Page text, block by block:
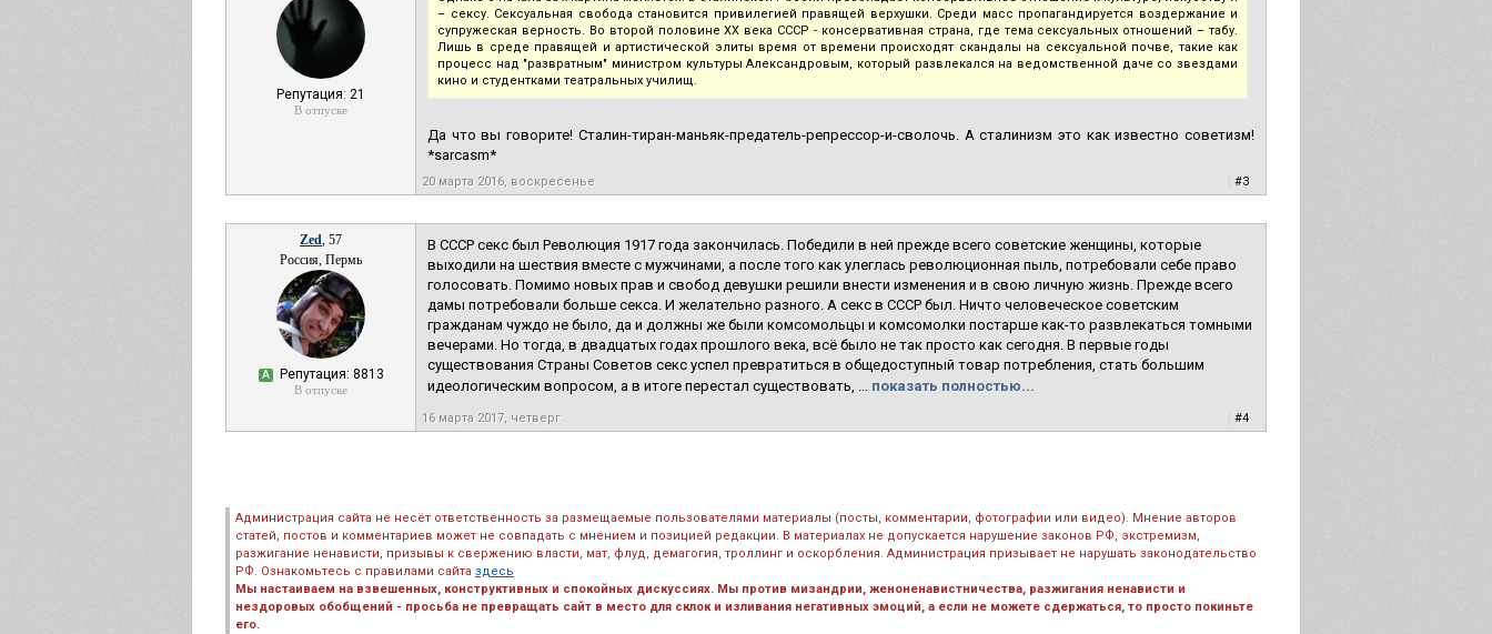
Репутация: 21
В отпуске
– сексу. Сексуальная свобода становится привилегией правящей верхушки. Среди масс пропагандируется воздержание и
супружеская верность. Во второй половине ХХ века СССР - консервативная страна, где тема сексуальных отношений – табу.
Лишь в среде правящей и артистической элиты время от времени происходят скандалы на сексуальной почве, такие как
процесс над "развратным" министром культуры Александровым, который развлекался на ведомственной даче со звездами
кино и студентками театральных училищ.
Да что вы говорите! Сталин-тиран-маньяк-предатель-репрессор-и-сволочь. А сталинизм это как известно советизм!
*sarcasm*
20 марта 2016, воскресенье #3
Zed, 57
Россия, Пермь
А Репутация: 8813
В отпуске
В СССР секс был Революция 1917 года закончилась. Победили в ней прежде всего советские женщины, которые
выходили на шествия вместе с мужчинами, а после того как улеглась революционная пыль, потребовали себе право
голосовать. Помимо новых прав и свобод девушки решили внести изменения и в свою личную жизнь. Прежде всего
дамы потребовали больше секса. И желательно разного. А секс в СССР был. Ничто человеческое советским
гражданам чуждо не было, да и должны же были комсомольцы и комсомолки постарше как-то развлекаться томными
вечерами. Но тогда, в двадцатых годах прошлого века, всё было не так просто как сегодня. В первые годы
существования Страны Советов секс успел превратиться в общедоступный товар потребления, стать большим
идеологическим вопросом, а в итоге перестал существовать, ... показать полностью...
16 марта 2017, четверг #4
Администрация сайта не несёт ответственность за размещаемые пользователями материалы (посты, комментарии, фотографии или видео). Мнение авторов
статей, постов и комментариев может не совпадать с мнением и позицией редакции. В материалах не допускается нарушение законов РФ, экстремизм,
разжигание ненависти, призывы к свержению власти, мат, флуд, демагогия, троллинг и оскорбления. Администрация призывает не нарушать законодательство
РФ. Ознакомьтесь с правилами сайта здесь
Мы настаиваем на взвешенных, конструктивных и спокойных дискуссиях. Мы против мизандрии, женоненавистничества, разжигания ненависти и
нездоровых обобщений - просьба не превращать сайт в место для склок и изливания негативных эмоций, а если не можете сдержаться, то просто покиньте
его.